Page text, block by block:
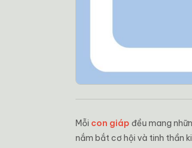
Mỗi con giáp đều mang
nắm bắt cơ hội và tinh thần